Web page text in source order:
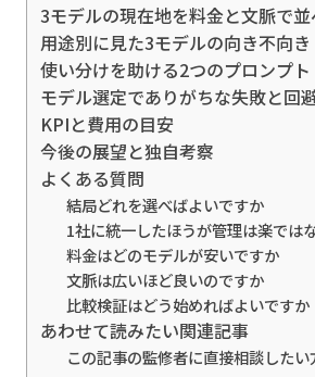
3モデルの現在地を料金と文脈で並
用途別に見た3モデルの向き不向き
使い分けを助ける2つのプロンプト
モデル選定でありがちな失敗と回
KPIと費用の目安
今後の展望と独自考察
よくある質問
結局どれを選べばよいですか
1社に統一したほうが管理は楽では
料金はどのモデルが安いですか
文脈は広いほど良いのですか
比較検証はどう始めればよいですか
あわせて読みたい関連記事
この記事の監修者に直接相談したい